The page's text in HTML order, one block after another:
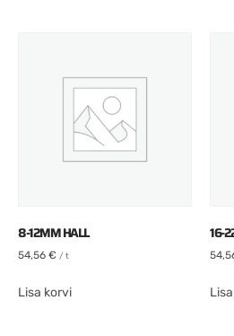
8-12MM HALL
54,56 € / t
Lisa korvi
16-